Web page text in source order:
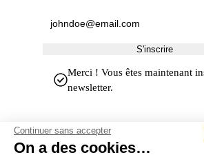
S'inscrire
Merci ! Vous êtes maintenant
newsletter.
Continuer sans accepter
On a des cookies…